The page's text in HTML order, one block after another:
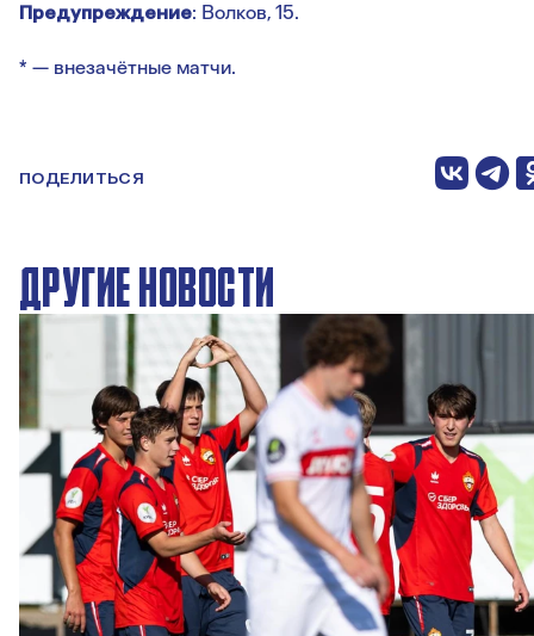
Предупреждение: Волков, 15.
* — внезачётные матчи.
ПОДЕЛИТЬСЯ
ДРУГИЕ НОВОСТИ